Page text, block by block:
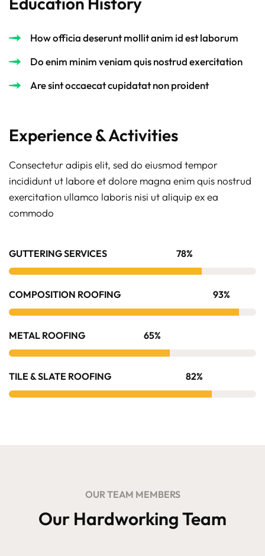
How officia deserunt mollit anim id est laborum
Do enim minim veniam quis nostrud exercitation
Are sint occaecat cupidatat non proident
Experience & Activities
Consectetur adipis elit, sed do eiusmod tempor
incididunt ut labore et dolore magna enim quis nostrud
exercitation ullamco laboris nisi ut aliquip ex ea
commodo
GUTTERING SERVICES 78%
COMPOSITION ROOFING 93%
METAL ROOFING 65%
TILE & SLATE ROOFING 82%
Our Hardworking Team
OUR TEAM MEMBERS